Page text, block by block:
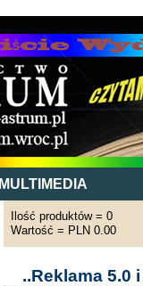
MULTIMEDIA
Ilość produktów = 0
Wartość = PLN 0.00
..Reklama 5.0